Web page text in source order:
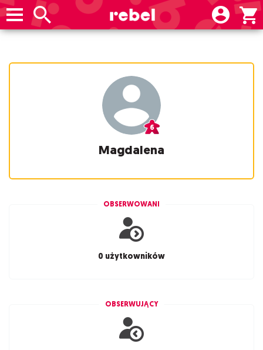
Magdalena
OBSERWOWANI
0 użytkowników
OBSERWUJĄCY